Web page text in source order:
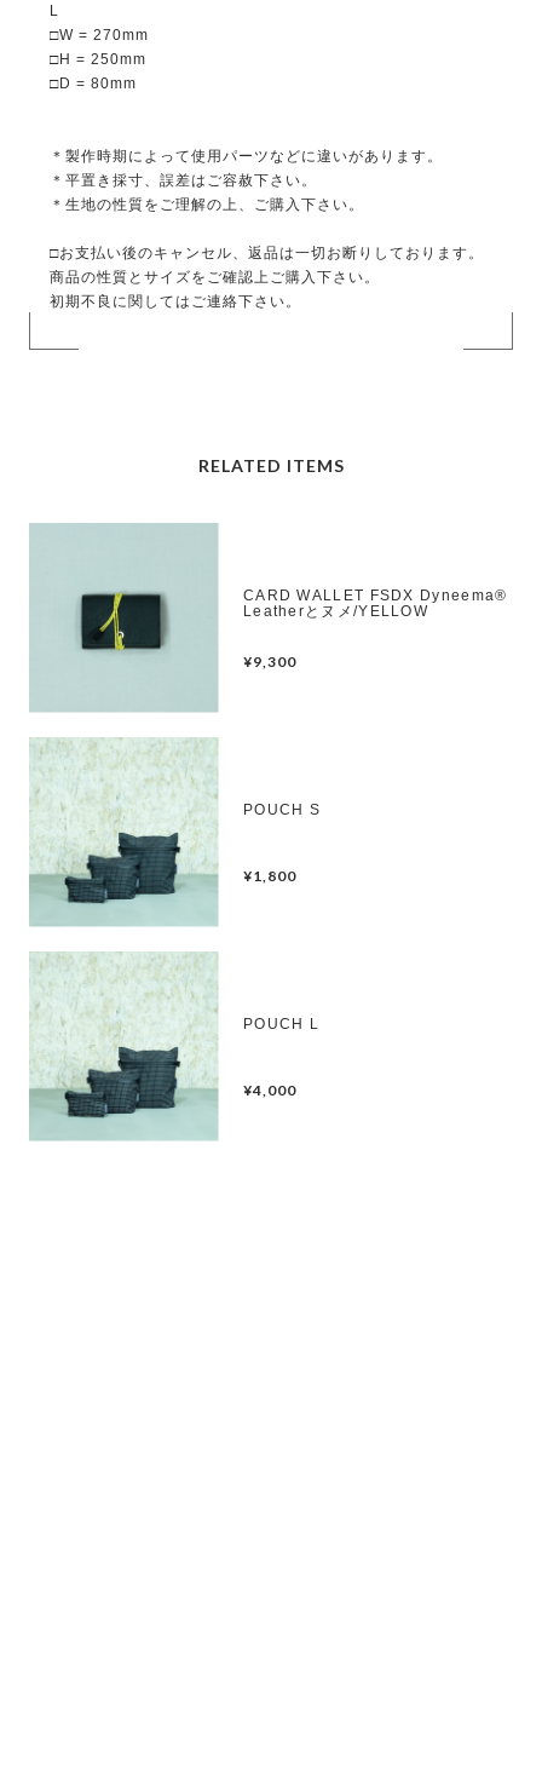
L
□W = 270mm
□H = 250mm
□D = 80mm
＊製作時期によって使用パーツなどに違いがあります。
＊平置き採寸、誤差はご容赦下さい。
＊生地の性質をご理解の上、ご購入下さい。
□お支払い後のキャンセル、返品は一切お断りしております。
商品の性質とサイズをご確認上ご購入下さい。
初期不良に関してはご連絡下さい。
RELATED ITEMS
CARD WALLET FSDX Dyneema®︎
Leatherとヌメ/YELLOW
¥9,300
POUCH S
¥1,800
POUCH L
¥4,000